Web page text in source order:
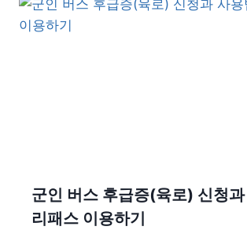
군인 버스 후급증(육로) 신청
리패스 이용하기